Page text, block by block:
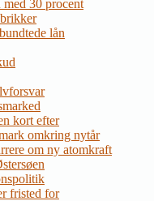
30 procent
lån
kort efter
omkring nytår
om ny atomkraft
fristed for